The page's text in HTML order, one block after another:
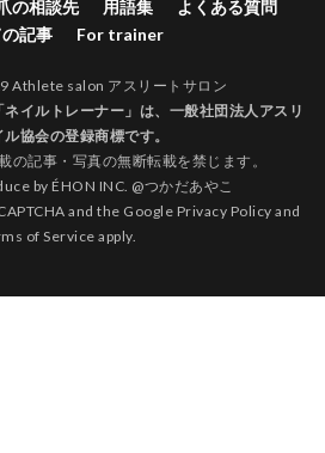
の相談先 用語集
よくある質問
記事
For trainer
Athlete salon アスリートサロン
イルトレーナー」は、 一般社団法人アスリ
ル協会の登録商標です。
の記事・写真の無断転載を禁じます。
by ÉHON INC. @つかだあやこ
and the Google Privacy Policy and
of Service apply.